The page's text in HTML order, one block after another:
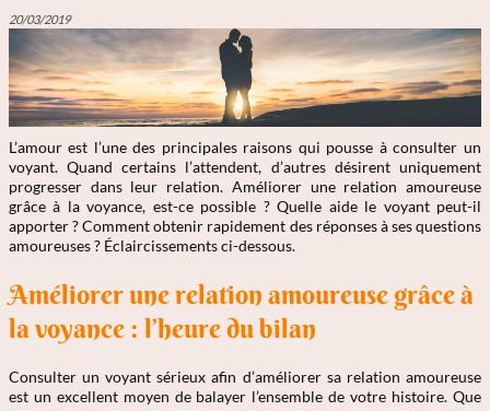
20/03/2019
L’amour est l’une des principales raisons qui pousse à consulter un
voyant. Quand certains l’attendent, d’autres désirent uniquement
progresser dans leur relation. Améliorer une relation amoureuse
grâce à la voyance, est-ce possible ? Quelle aide le voyant peut-il
apporter ? Comment obtenir rapidement des réponses à ses questions
amoureuses ? Éclaircissements ci-dessous.
Améliorer une relation amoureuse grâce à
la voyance : l’heure du bilan
Consulter un voyant sérieux afin d’améliorer sa relation amoureuse
est un excellent moyen de balayer l’ensemble de votre histoire. Que